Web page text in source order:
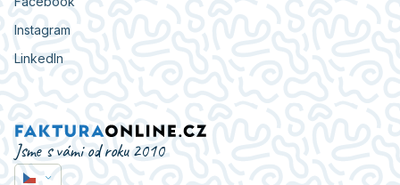
Instagram
LinkedIn
Jsme s vámi od roku 2010